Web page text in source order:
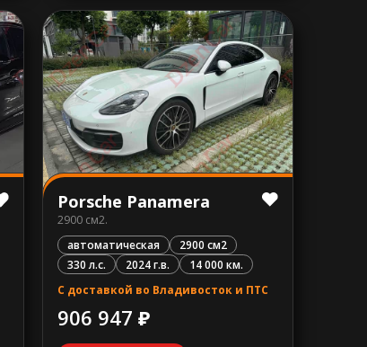
Porsche Panamera
2900 см2.
автоматическая
2900 см2
330 л.с.
2024 г.в.
14 000 км.
С доставкой во Владивосток и ПТС
906 947 ₽